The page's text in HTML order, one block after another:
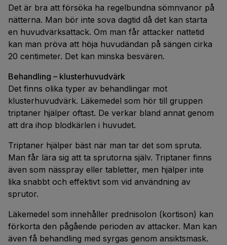
Det är bra att försöka ha regelbundna sömnvanor på
nätterna. Man bör inte sova dagtid då det kan starta
en huvudvärksattack. Om man får attacker nattetid
kan man pröva att höja huvudändan på sängen cirka
20 centimeter. Det kan minska besvären.
Behandling – klusterhuvudvärk
Det finns olika typer av behandlingar mot
klusterhuvudvärk. Läkemedel som hör till gruppen
triptaner hjälper oftast. De verkar bland annat genom
att dra ihop blodkärlen i huvudet.
Triptaner hjälper bäst när man tar det som spruta.
Man får lära sig att ta sprutorna själv. Triptaner finns
även som nässpray eller tabletter, men hjälper inte
lika snabbt och effektivt som vid användning av
sprutor.
Läkemedel som innehåller prednisolon (kortison) kan
förkorta den pågående perioden av attacker. Man kan
även få behandling med syrgas genom ansiktsmask.